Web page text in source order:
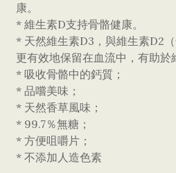
康。
* 維生素D支持骨骼健康。
* 天然維生素D3，與維生素D2
更有效地保留在血流中，有助於
* 吸收骨骼中的鈣質；
* 品嚐美味；
* 天然香草風味；
* 99.7％無糖；
* 方便咀嚼片；
* 不添加人造色素